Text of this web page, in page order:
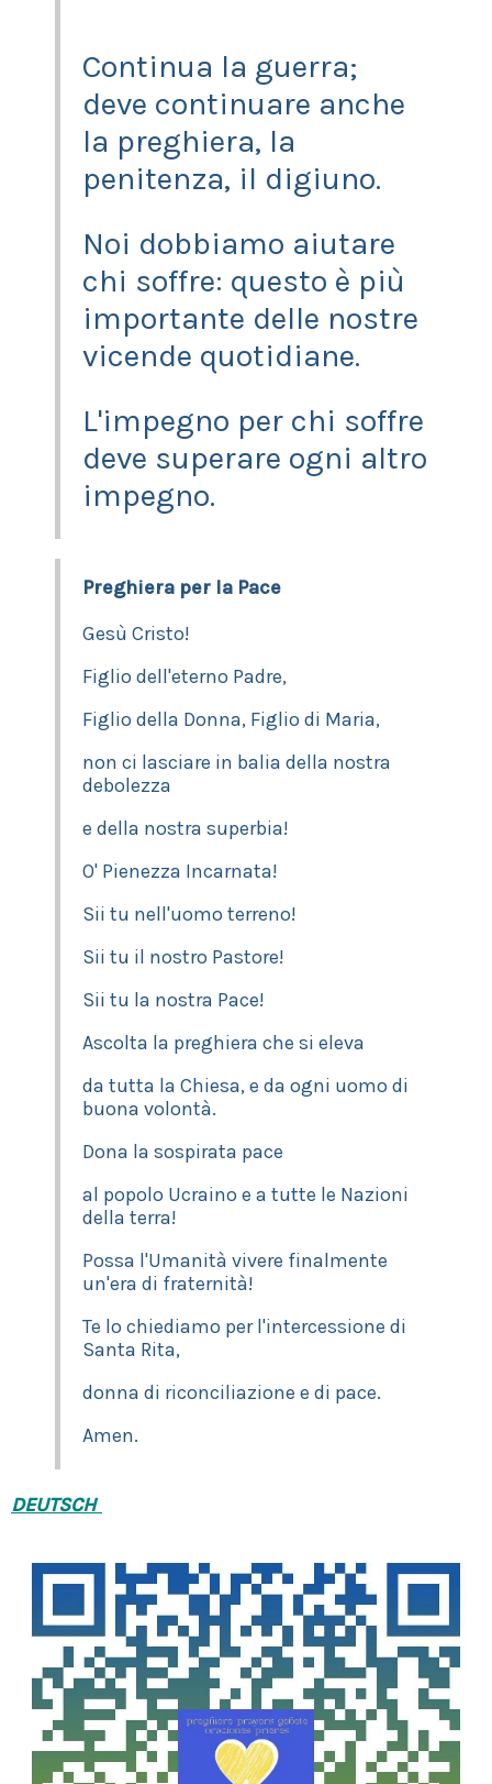
Continua la guerra;
deve continuare anche
la preghiera, la
penitenza, il digiuno.
Noi dobbiamo aiutare
chi soffre: questo è più
importante delle nostre
vicende quotidiane.
L'impegno per chi soffre
deve superare ogni altro
impegno.
Preghiera per la Pace
Gesù Cristo!
Figlio dell'eterno Padre,
Figlio della Donna, Figlio di Maria,
non ci lasciare in balia della nostra
debolezza
e della nostra superbia!
O' Pienezza Incarnata!
Sii tu nell'uomo terreno!
Sii tu il nostro Pastore!
Sii tu la nostra Pace!
Ascolta la preghiera che si eleva
da tutta la Chiesa, e da ogni uomo di
buona volontà.
Dona la sospirata pace
al popolo Ucraino e a tutte le Nazioni
della terra!
Possa l'Umanità vivere finalmente
un'era di fraternità!
Te lo chiediamo per l'intercessione di
Santa Rita,
donna di riconciliazione e di pace.
Amen.
DEUTSCH